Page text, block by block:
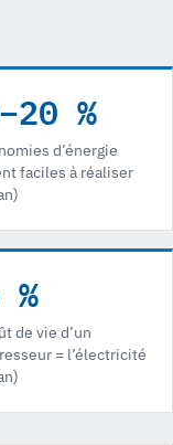
%
d’énergie
faciles à réaliser
de vie d’un
= l’électricité